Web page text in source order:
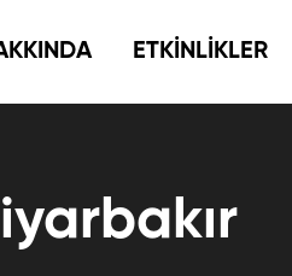
ETKİNLİKLER